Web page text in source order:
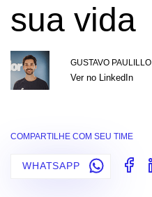
sua vida
GUSTAVO PAULILLO
Ver no LinkedIn
COMPARTILHE COM SEU TIME
WHATSAPP